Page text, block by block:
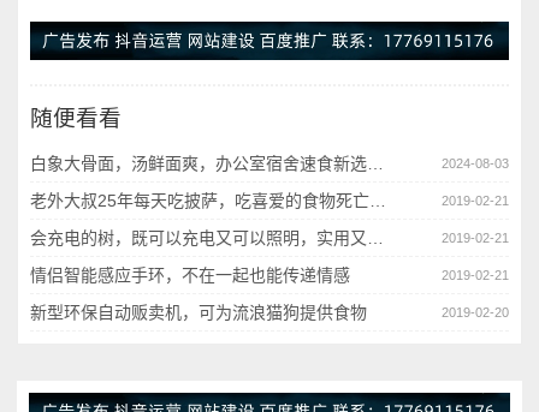
随便看看
2024-08-03
2019-02-21
2019-02-21
2019-02-21
情侣智能感应手环，不在一起也能传递情感
2019-02-20
新型环保自动贩卖机，可为流浪猫狗提供食物